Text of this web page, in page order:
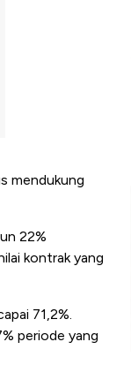
mendukung
22%
kontrak yang
71,2%.
periode yang